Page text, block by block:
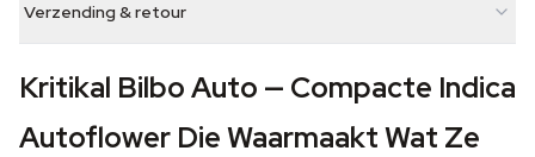
Verzending & retour
Kritikal Bilbo Auto — Compacte Indica
Autoflower Die Waarmaakt Wat Ze